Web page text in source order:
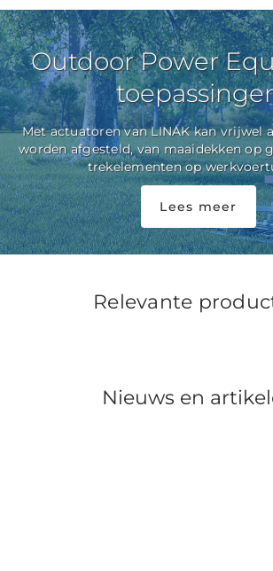
Outdoor Power
Met actuatoren van LINAK kan vrijwel
worden afgesteld, van maaidekken op
trekelementen op
Lees meer
Relevante
Nieuws en